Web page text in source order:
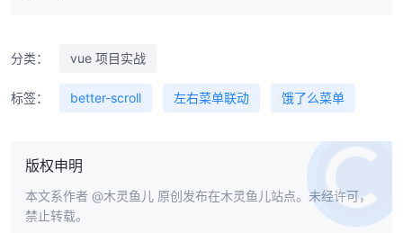
分类： vue 项目实战
标签： better-scroll 左右菜单联动 饿了么菜单
版权申明
本文系作者 @木灵鱼儿 原创发布在木灵鱼儿站点。未经许可，
禁止转载。